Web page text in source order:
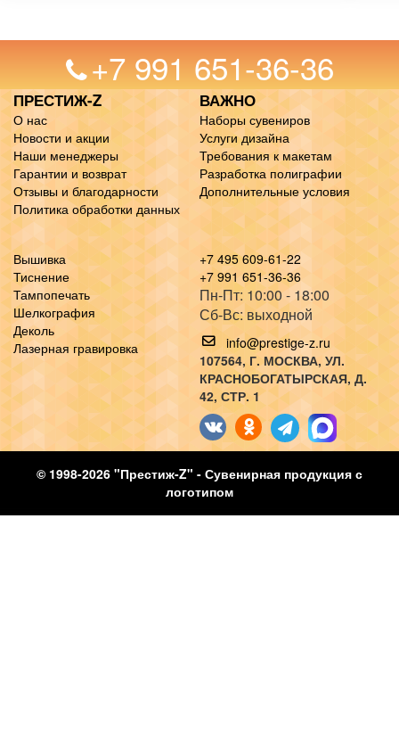
+7 991 651-36-36
ПРЕСТИЖ-Z
О нас
Новости и акции
Наши менеджеры
Гарантии и возврат
Отзывы и благодарности
Политика обработки данных
ВАЖНО
Наборы сувениров
Услуги дизайна
Требования к макетам
Разработка полиграфии
Дополнительные условия
Вышивка
Тиснение
Тампопечать
Шелкография
Деколь
Лазерная гравировка
+7 495 609-61-22
+7 991 651-36-36
Пн-Пт: 10:00 - 18:00
Сб-Вс: выходной
info@prestige-z.ru
107564, Г. МОСКВА, УЛ.
КРАСНОБОГАТЫРСКАЯ, Д.
42, СТР. 1
© 1998-2026 "Престиж-Z" - Сувенирная продукция с
логотипом